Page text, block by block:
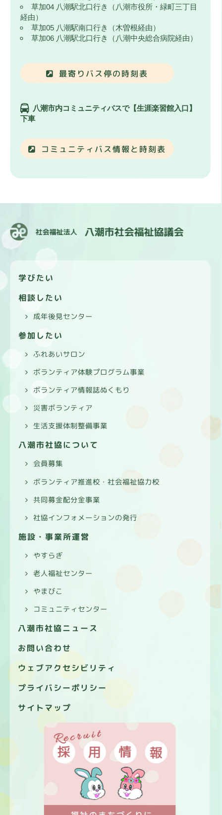
草加04 八潮駅北口行き（八潮市役所・緑町三丁目
経由）
草加05 八潮駅南口行き（木曽根経由）
草加06 八潮駅北口行き（八潮中央総合病院経由）
最寄りバス停の時刻表
八潮市内コミュニティバスで【生涯楽習館入口】
下車
コミュニティバス情報と時刻表
学びたい
相談したい
成年後見センター
参加したい
ふれあいサロン
ボランティア体験プログラム事業
ボランティア情報誌ぬくもり
災害ボランティア
生活支援体制整備事業
八潮市社協について
会員募集
ボランティア推進校・社会福祉協力校
共同募金配分金事業
社協インフォメーションの発行
施設・事業所運営
やすらぎ
老人福祉センター
やまびこ
コミュニティセンター
八潮市社協ニュース
お問い合わせ
ウェブアクセシビリティ
プライバシーポリシー
サイトマップ